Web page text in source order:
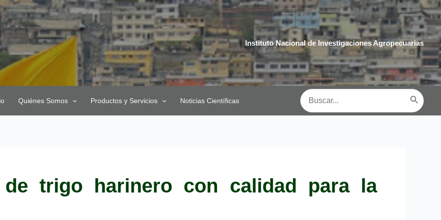
Instituto Nacional de Investigaciones Agropecuarias
Quiénes Somos Productos y Servicios Noticias Científicas
Buscar
por:
de trigo harinero con calidad para la